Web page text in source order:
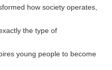
how society operates,
the type of
young people to become